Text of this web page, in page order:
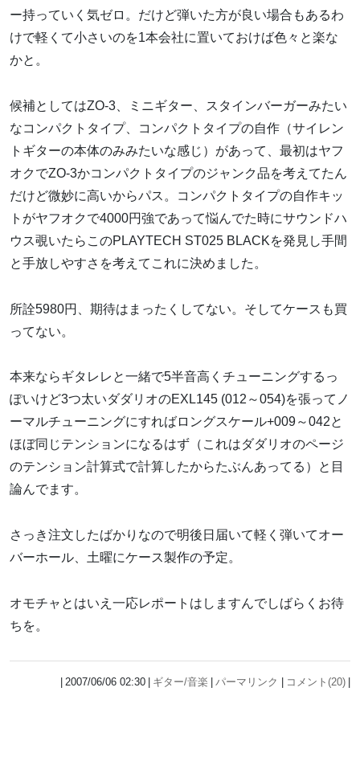
ー持っていく気ゼロ。だけど弾いた方が良い場合もあるわ
けで軽くて小さいのを1本会社に置いておけば色々と楽な
かと。
候補としてはZO-3、ミニギター、スタインバーガーみたい
なコンパクトタイプ、コンパクトタイプの自作（サイレン
トギターの本体のみみたいな感じ）があって、最初はヤフ
オクでZO-3かコンパクトタイプのジャンク品を考えてたん
だけど微妙に高いからパス。コンパクトタイプの自作キッ
トがヤフオクで4000円強であって悩んでた時にサウンドハ
ウス覗いたらこのPLAYTECH ST025 BLACKを発見し手間
と手放しやすさを考えてこれに決めました。
所詮5980円、期待はまったくしてない。そしてケースも買
ってない。
本来ならギタレレと一緒で5半音高くチューニングするっ
ぽいけど3つ太いダダリオのEXL145 (012～054)を張ってノ
ーマルチューニングにすればロングスケール+009～042と
ほぼ同じテンションになるはず（これはダダリオのページ
のテンション計算式で計算したからたぶんあってる）と目
論んでます。
さっき注文したばかりなので明後日届いて軽く弾いてオー
バーホール、土曜にケース製作の予定。
オモチャとはいえ一応レポートはしますんでしばらくお待
ちを。
2007/06/06 02:30 ギター/音楽 パーマリンク コメント(20)